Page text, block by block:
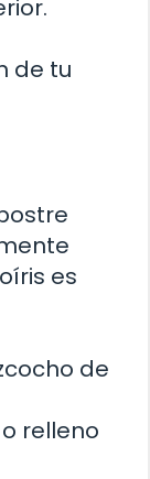
de tu
es
de
relleno